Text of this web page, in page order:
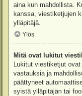
aina kun mahdollista.
kanssa, viestiketjujen
ylläpitäjä.
Ylös
Mitä ovat lukitut
Lukitut viestiketjut
vastauksia ja
päättyneet
syistä ylläpitäjän tai